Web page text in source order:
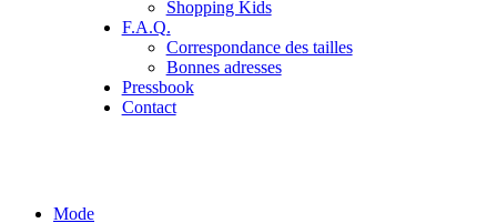
Shopping Kids
F.A.Q.
Correspondance des tailles
Bonnes adresses
Pressbook
Contact
Mode